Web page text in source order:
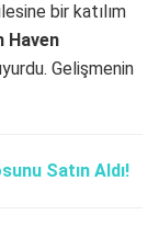
bir katılım
Haven
Gelişmenin
Satın Aldı!